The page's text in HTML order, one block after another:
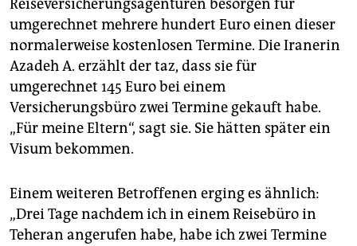
Reiseversicherungsagenturen besorgen für
umgerechnet mehrere hundert Euro einen dieser
normalerweise kostenlosen Termine. Die Iranerin
Azadeh A. erzählt der taz, dass sie für
umgerechnet 145 Euro bei einem
Versicherungsbüro zwei Termine gekauft habe.
„Für meine Eltern“, sagt sie. Sie hätten später ein
Visum bekommen.
Einem weiteren Betroffenen erging es ähnlich:
„Drei Tage nachdem ich in einem Reisebüro in
Teheran angerufen habe, habe ich zwei Termine